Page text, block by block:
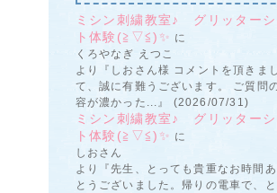
ミシン刺繍教室♪ グリッターシ
ト体験(≧▽≦)✨ に
くろやなぎ えつこ
より『しおさん様 コメントを頂きまし
て、誠に有難うございます。 ご質問
容が濃かった...』 (2026/07/31)
ミシン刺繍教室♪ グリッターシ
ト体験(≧▽≦)✨ に
しおさん
より『先生、とっても貴重なお時間
とうございました。帰りの電車で、